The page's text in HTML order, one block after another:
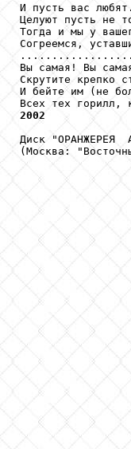
И пусть вас
Целуют пусть не
Тогда и мы у
Согреемся,
Вы самая! Вы
Скрутите крепко
И бейте им (не
2002
Диск "ОРАНЖЕРЕЯ
(Москва: